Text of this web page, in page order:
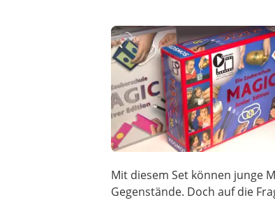
Mit diesem Set können junge
Gegenstände. Doch auf die